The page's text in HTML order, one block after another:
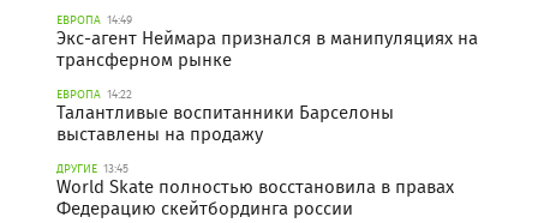
ЕВРОПА 14:49
Экс-агент Неймара признался в манипуляциях на
трансферном рынке
ЕВРОПА 14:22
Талантливые воспитанники Барселоны
выставлены на продажу
ДРУГИЕ 13:45
World Skate полностью восстановила в правах
Федерацию скейтбординга россии